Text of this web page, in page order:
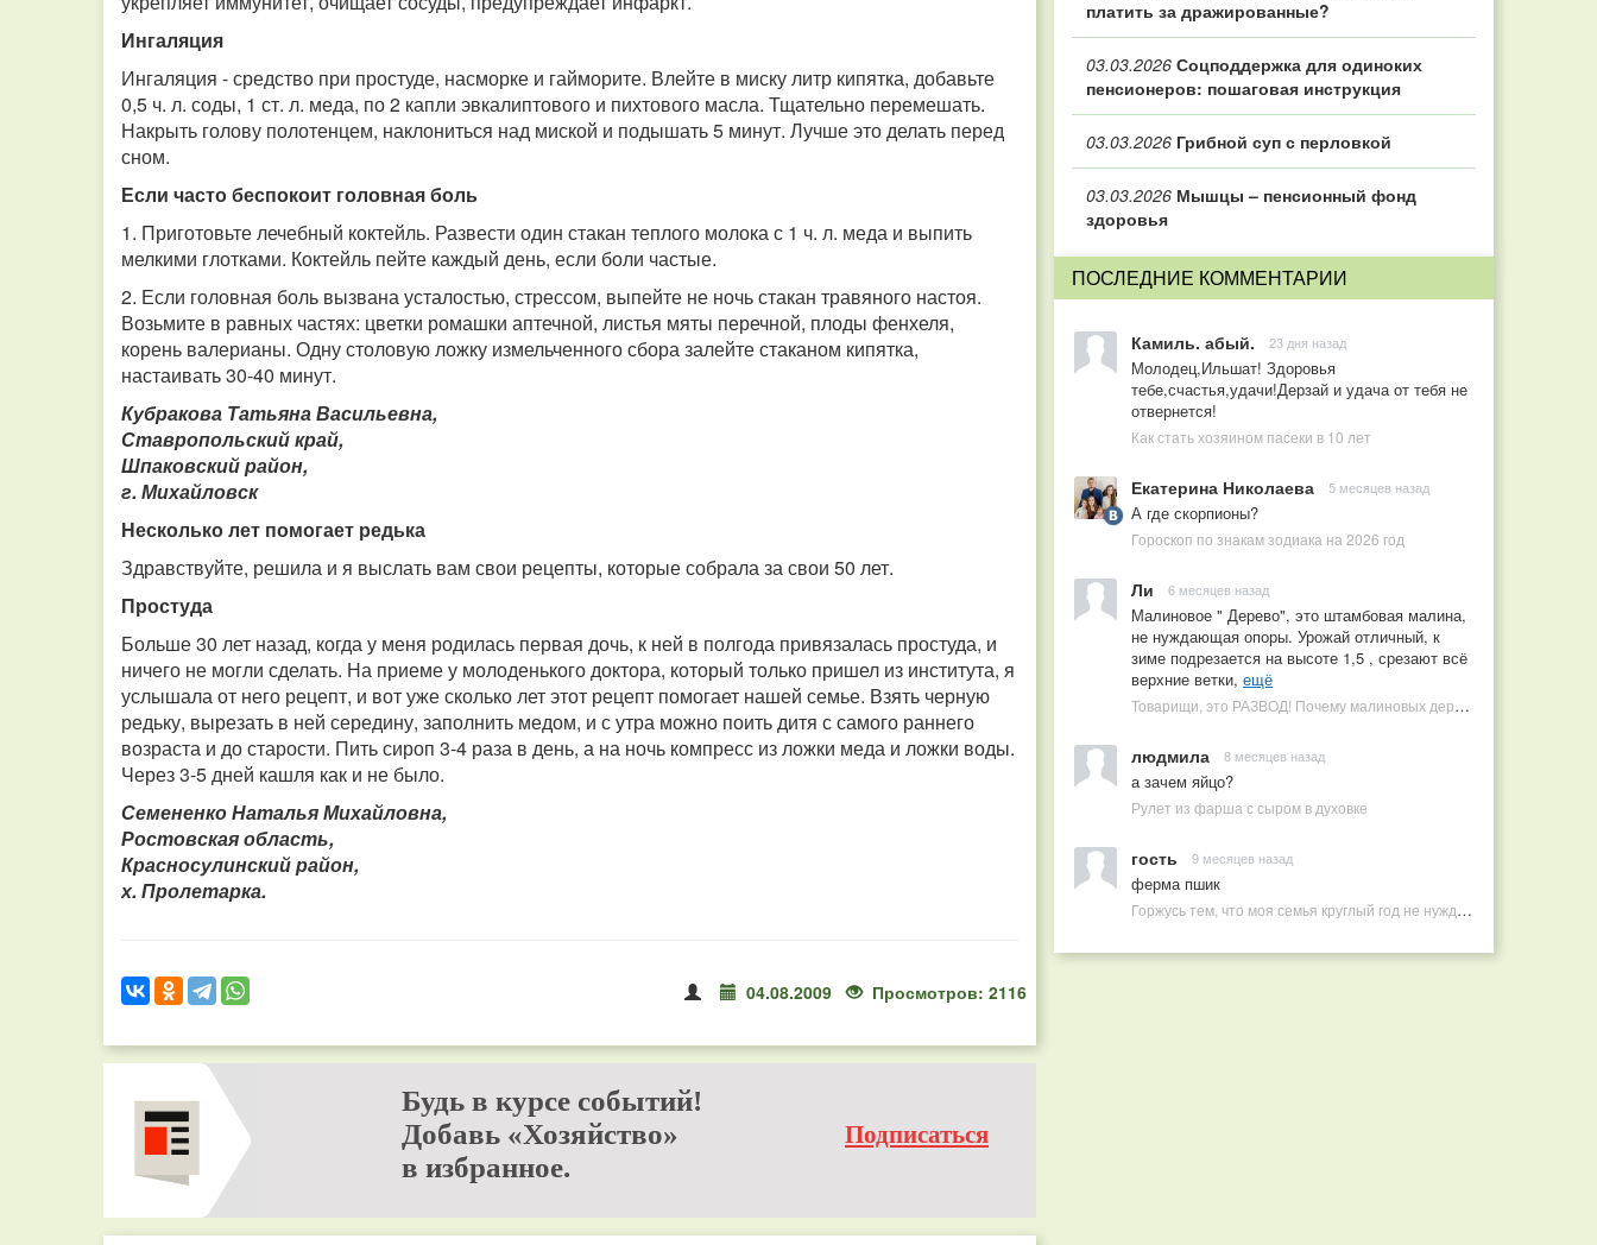
Ингаляция
Ингаляция - средство при простуде, насморке и гайморите. Влейте в миску литр кипятка, добавьте
0,5 ч. л. соды, 1 ст. л. меда, по 2 капли эвкалиптового и пихтового масла. Тщательно перемешать.
Накрыть голову полотенцем, наклониться над миской и подышать 5 минут. Лучше это делать перед
сном.
Если часто беспокоит головная боль
1. Приготовьте лечебный коктейль. Развести один стакан теплого молока с 1 ч. л. меда и выпить
мелкими глотками. Коктейль пейте каждый день, если боли частые.
2. Если головная боль вызвана усталостью, стрессом, выпейте не ночь стакан травяного настоя.
Возьмите в равных частях: цветки ромашки аптечной, листья мяты перечной, плоды фенхеля,
корень валерианы. Одну столовую ложку измельченного сбора залейте стаканом кипятка,
настаивать 30-40 минут.
Кубракова Татьяна Васильевна,
Ставропольский край,
Шпаковский район,
г. Михайловск
Несколько лет помогает редька
Здравствуйте, решила и я выслать вам свои рецепты, которые собрала за свои 50 лет.
Простуда
Больше 30 лет назад, когда у меня родилась первая дочь, к ней в полгода привязалась простуда, и
ничего не могли сделать. На приеме у молоденького доктора, который только пришел из института, я
услышала от него рецепт, и вот уже сколько лет этот рецепт помогает нашей семье. Взять черную
редьку, вырезать в ней середину, заполнить медом, и с утра можно поить дитя с самого раннего
возраста и до старости. Пить сироп 3-4 раза в день, а на ночь компресс из ложки меда и ложки воды.
Через 3-5 дней кашля как и не было.
Семененко Наталья Михайловна,
Ростовская область,
Красносулинский район,
х. Пролетарка.
04.08.2009 Просмотров: 2116
Будь в курсе событий!
Добавь «Хозяйство»
в избранное.
Подписаться
платить за дражированные?
03.03.2026 Соцподдержка для одиноких
пенсионеров: пошаговая инструкция
03.03.2026 Грибной суп с перловкой
03.03.2026 Мышцы – пенсионный фонд
здоровья
ПОСЛЕДНИЕ КОММЕНТАРИИ
Камиль. абый. 23 дня назад
Молодец,Ильшат! Здоровья
тебе,счастья,удачи!Дерзай и удача от тебя не
отвернется!
Как стать хозяином пасеки в 10 лет
Екатерина Николаева 5 месяцев назад
А где скорпионы?
Гороскоп по знакам зодиака на 2026 год
Ли 6 месяцев назад
Малиновое " Дерево", это штамбовая малина,
не нуждающая опоры. Урожай отличный, к
зиме подрезается на высоте 1,5 , срезают всё
верхние ветки, ещё
Товарищи, это РАЗВОД! Почему малиновых деревьев не бывает, или Как ушлые продавцы наживаются на мечтах садоводов
людмила 8 месяцев назад
а зачем яйцо?
Рулет из фарша с сыром в духовке
гость 9 месяцев назад
ферма пшик
Горжусь тем, что моя семья круглый год не нуждается в покупных витаминах